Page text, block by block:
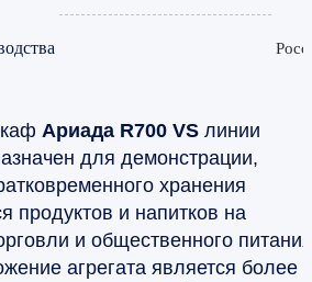
Ариада R700 VS линии
для демонстрации,
хранения
продуктов и напитков на
и общественного
агрегата является более